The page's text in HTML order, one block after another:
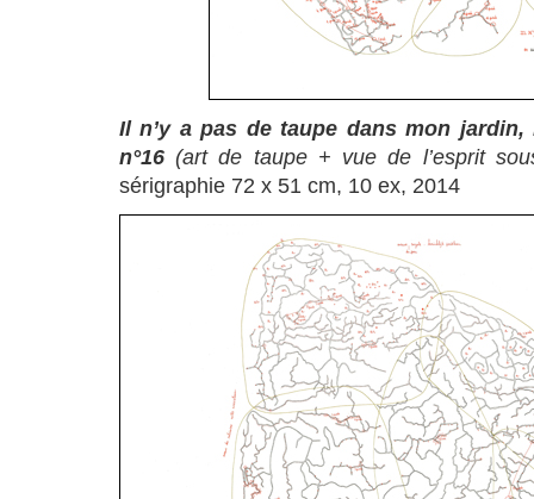
Il n’y a pas de taupe dans mon
n°16 (art de taupe + vue de l’esprit
sérigraphie 72 x 51 cm, 10 ex, 2014